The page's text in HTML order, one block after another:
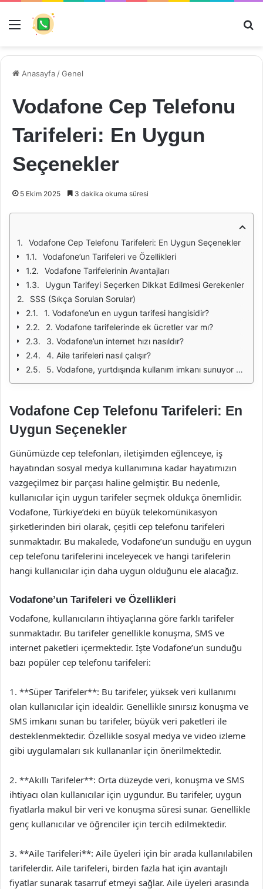
Menü
Anasayfa /Genel
Vodafone Cep Telefonu
Tarifeleri: En Uygun
Seçenekler
5 Ekim 2025 3 dakika okuma süresi
Vodafone Cep Telefonu Tarifeleri: En Uygun Seçenekler
Vodafone’un Tarifeleri ve Özellikleri
Vodafone Tarifelerinin Avantajları
Uygun Tarifeyi Seçerken Dikkat Edilmesi Gerekenler
SSS (Sıkça Sorulan Sorular)
1. Vodafone’un en uygun tarifesi hangisidir?
2. Vodafone tarifelerinde ek ücretler var mı?
3. Vodafone’un internet hızı nasıldır?
4. Aile tarifeleri nasıl çalışır?
5. Vodafone, yurtdışında kullanım imkanı sunuyor mu?
Vodafone Cep Telefonu Tarifeleri: En
Uygun Seçenekler
Günümüzde cep telefonları, iletişimden eğlenceye, iş
hayatından sosyal medya kullanımına kadar hayatımızın
vazgeçilmez bir parçası haline gelmiştir. Bu nedenle,
kullanıcılar için uygun tarifeler seçmek oldukça önemlidir.
Vodafone, Türkiye’deki en büyük telekomünikasyon
şirketlerinden biri olarak, çeşitli cep telefonu tarifeleri
sunmaktadır. Bu makalede, Vodafone’un sunduğu en uygun
cep telefonu tarifelerini inceleyecek ve hangi tarifelerin
hangi kullanıcılar için daha uygun olduğunu ele alacağız.
Vodafone’un Tarifeleri ve Özellikleri
Vodafone, kullanıcıların ihtiyaçlarına göre farklı tarifeler
sunmaktadır. Bu tarifeler genellikle konuşma, SMS ve
internet paketleri içermektedir. İşte Vodafone’un sunduğu
bazı popüler cep telefonu tarifeleri:
1. **Süper Tarifeler**: Bu tarifeler, yüksek veri kullanımı
olan kullanıcılar için idealdir. Genellikle sınırsız konuşma ve
SMS imkanı sunan bu tarifeler, büyük veri paketleri ile
desteklenmektedir. Özellikle sosyal medya ve video izleme
gibi uygulamaları sık kullananlar için önerilmektedir.
2. **Akıllı Tarifeler**: Orta düzeyde veri, konuşma ve SMS
ihtiyacı olan kullanıcılar için uygundur. Bu tarifeler, uygun
fiyatlarla makul bir veri ve konuşma süresi sunar. Genellikle
genç kullanıcılar ve öğrenciler için tercih edilmektedir.
3. **Aile Tarifeleri**: Aile üyeleri için bir arada kullanılabilen
tarifelerdir. Aile tarifeleri, birden fazla hat için avantajlı
fiyatlar sunarak tasarruf etmeyi sağlar. Aile üyeleri arasında